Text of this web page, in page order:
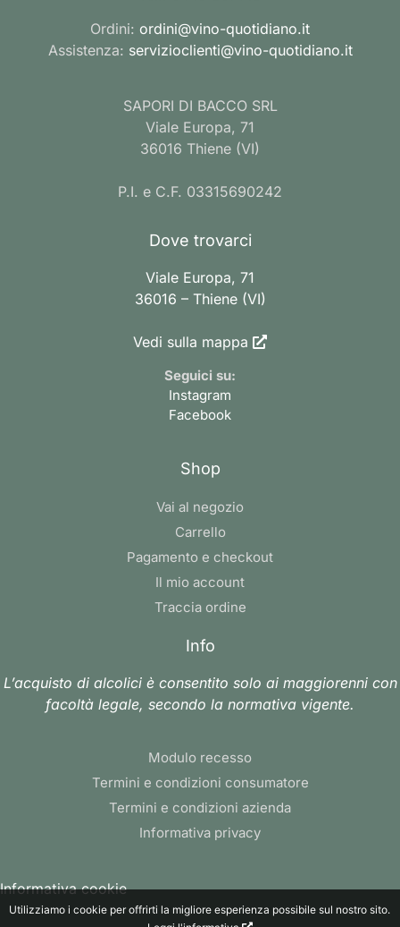
Ordini: ordini@vino-quotidiano.it
Assistenza: servizioclienti@vino-quotidiano.it
SAPORI DI BACCO SRL
Viale Europa, 71
36016 Thiene (VI)
P.I. e C.F. 03315690242
Dove trovarci
Viale Europa, 71
36016 – Thiene (VI)
Vedi sulla mappa
Seguici su:
Instagram
Facebook
Shop
Vai al negozio
Carrello
Pagamento e checkout
Il mio account
Traccia ordine
Info
L’acquisto di alcolici è consentito solo ai maggiorenni con
facoltà legale, secondo la normativa vigente.
Modulo recesso
Termini e condizioni consumatore
Termini e condizioni azienda
Informativa privacy
Informativa cookie
Utilizziamo i cookie per offrirti la migliore esperienza possibile sul nostro sito.